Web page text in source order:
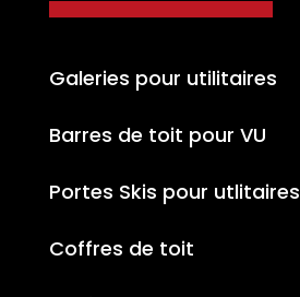
Galeries pour utilitaires
Barres de toit pour VU
Portes Skis pour utlitaires
Coffres de toit